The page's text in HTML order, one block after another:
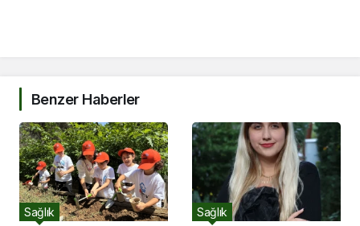
Benzer Haberler
Sağlık Sağlık